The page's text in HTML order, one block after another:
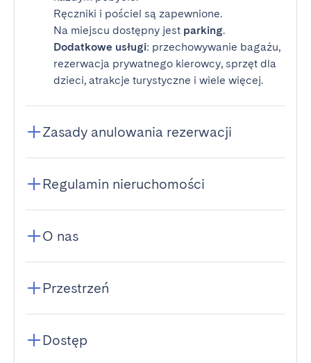
Ręczniki i pościel są zapewnione.
Na miejscu dostępny jest parking.
Dodatkowe usługi: przechowywanie bagażu,
rezerwacja prywatnego kierowcy, sprzęt dla
dzieci, atrakcje turystyczne i wiele więcej.
Zasady anulowania rezerwacji
Regulamin nieruchomości
O nas
Przestrzeń
Dostęp